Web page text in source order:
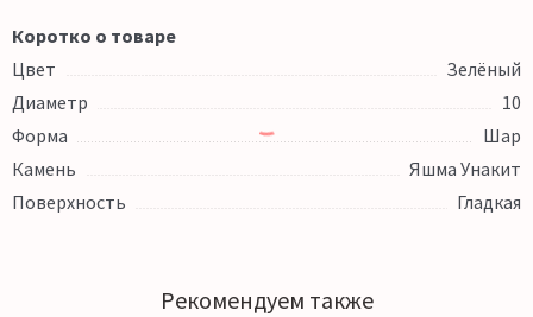
Коротко о товаре
Цвет
Зелёный
Диаметр
10
Форма
Шар
Камень
Яшма Унакит
Поверхность
Гладкая
Рекомендуем также